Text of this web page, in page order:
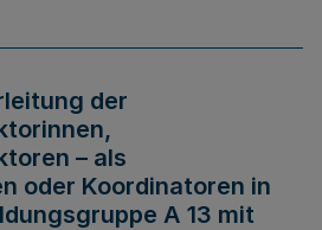
der
– als
oder Koordinatoren in
A 13 mit